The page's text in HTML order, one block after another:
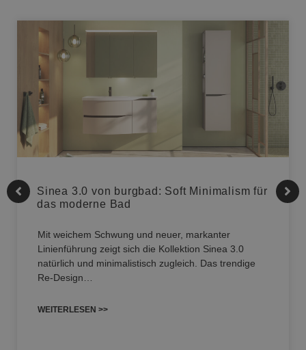
Sinea 3.0 von burgbad: Soft Minimalism für
das moderne Bad
Mit weichem Schwung und neuer, markanter
Linienführung zeigt sich die Kollektion Sinea 3.0
natürlich und minimalistisch zugleich. Das trendige
Re-Design…
WEITERLESEN >>